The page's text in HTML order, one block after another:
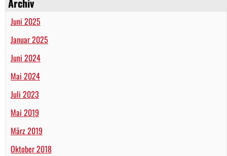
Archiv
Juni 2025
Januar 2025
Juni 2024
Mai 2024
Juli 2023
Mai 2019
März 2019
Oktober 2018